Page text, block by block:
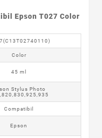
Epson T027 Color
Color
45 ml
Stylus Photo
Compatibil
Epson